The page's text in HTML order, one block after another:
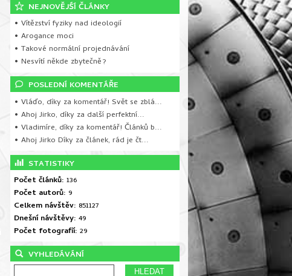
NEJNOVĚJŚÍ ČLÁNKY
• Vítězství fyziky nad ideologií
• Arogance moci
• Takové normální projednávání
• Nesvítí někde zbytečně?
POSLEDNÍ KOMENTÁŘE
• Vláďo, díky za komentář! Svět se zblá...
• Ahoj Jirko, díky za další perfektní...
• Vladimíre, díky za komentář! Článků b...
• Ahoj Jirko Díky za článek, rád je čt...
STATISTIKY
Počet článků: 136
Počet autorů: 9
Celkem návštěv: 851127
Dnešní návštěvy: 49
Počet fotografií: 29
VYHLEDÁVÁNÍ